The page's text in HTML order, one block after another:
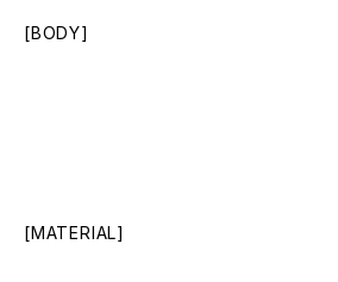
[BODY]
[MATERIAL]